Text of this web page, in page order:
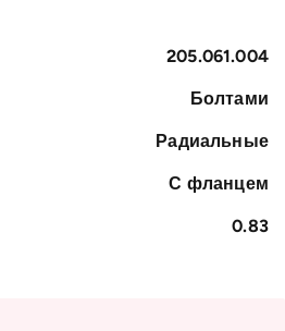
205.061.004
Болтами
Радиальные
С фланцем
0.83